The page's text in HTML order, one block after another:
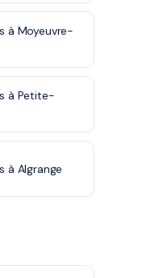
à Moyeuvre-
à Petite-
à Algrange